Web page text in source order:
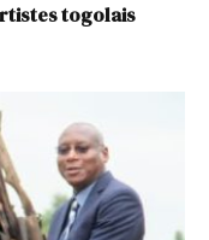
togolais